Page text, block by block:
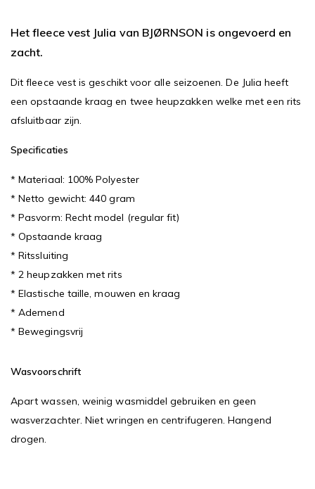
Het fleece vest Julia van BJØRNSON is ongevoerd en
zacht.
Dit fleece vest is geschikt voor alle seizoenen. De Julia heeft
een opstaande kraag en twee heupzakken welke met een rits
afsluitbaar zijn.
Specificaties
* Materiaal: 100% Polyester
* Netto gewicht: 440 gram
* Pasvorm: Recht model (regular fit)
* Opstaande kraag
* Ritssluiting
* 2 heupzakken met rits
* Elastische taille, mouwen en kraag
* Ademend
* Bewegingsvrij
Wasvoorschrift
Apart wassen, weinig wasmiddel gebruiken en geen
wasverzachter. Niet wringen en centrifugeren. Hangend
drogen.